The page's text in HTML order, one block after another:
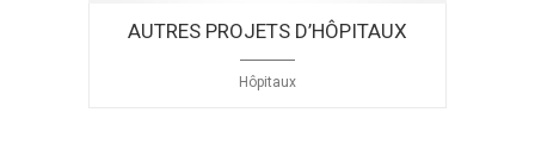
AUTRES PROJETS D’HÔPITAUX
Hôpitaux